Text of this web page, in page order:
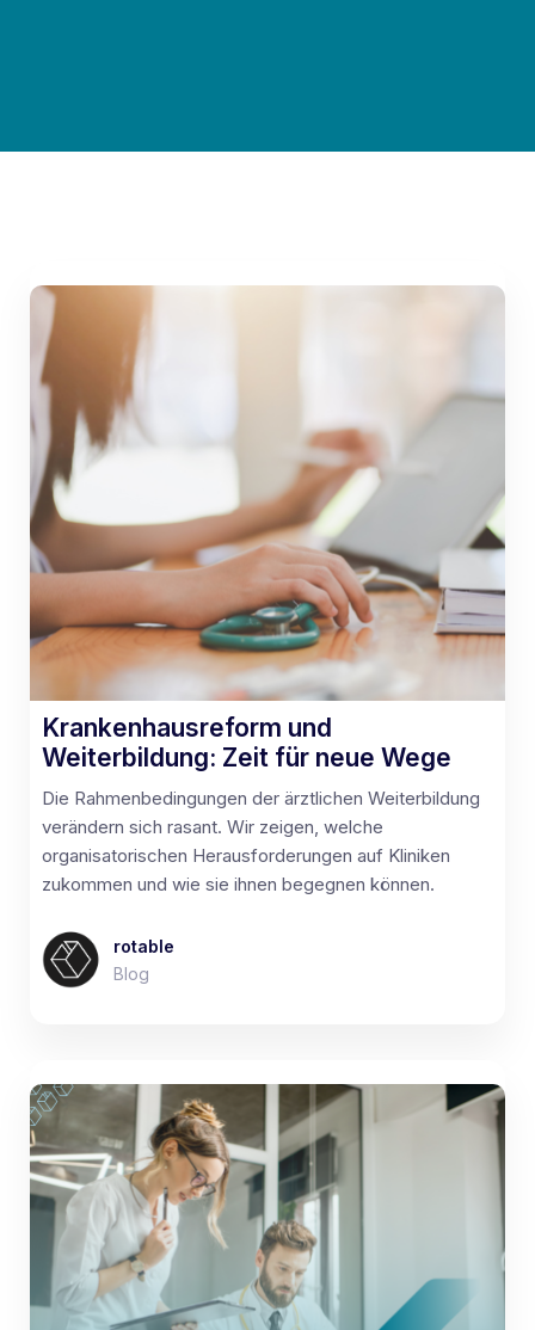
Krankenhausreform und
Weiterbildung: Zeit für neue Wege
Die Rahmenbedingungen der ärztlichen Weiterbildung
verändern sich rasant. Wir zeigen, welche
organisatorischen Herausforderungen auf Kliniken
zukommen und wie sie ihnen begegnen können.
rotable
Blog